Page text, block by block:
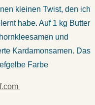
kleinen Twist, den ich
habe. Auf 1 kg Butter
und
Kardamonsamen. Das
Farbe